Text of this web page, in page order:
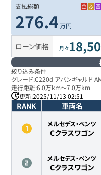
支払総額
276.4 万円
ローン価格 月々
絞り込み条件
グレード:C220d アバンギャルド
走行距離:6.0万km～7.0万km
更新:2025/11/13 02:51
RANK 車両名
メルセデス・ベンツ
Cクラスワゴン
メルセデス・ベンツ
Cクラスワゴン